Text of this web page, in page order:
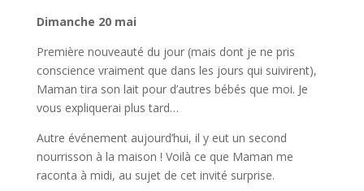
Dimanche 20 mai
Première nouveauté du jour (mais dont je ne pris
conscience vraiment que dans les jours qui suivirent),
Maman tira son lait pour d’autres bébés que moi. Je
vous expliquerai plus tard…
Autre événement aujourd’hui, il y eut un second
nourrisson à la maison ! Voilà ce que Maman me
raconta à midi, au sujet de cet invité surprise.